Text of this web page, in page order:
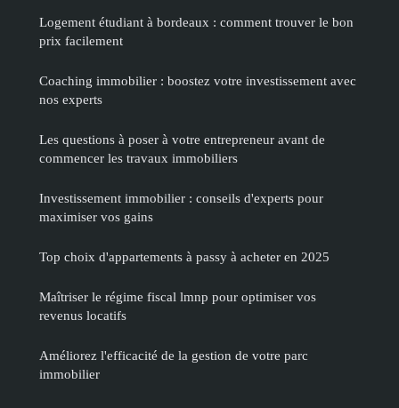
Logement étudiant à bordeaux : comment trouver le bon
prix facilement
Coaching immobilier : boostez votre investissement avec
nos experts
Les questions à poser à votre entrepreneur avant de
commencer les travaux immobiliers
Investissement immobilier : conseils d'experts pour
maximiser vos gains
Top choix d'appartements à passy à acheter en 2025
Maîtriser le régime fiscal lmnp pour optimiser vos
revenus locatifs
Améliorez l'efficacité de la gestion de votre parc
immobilier